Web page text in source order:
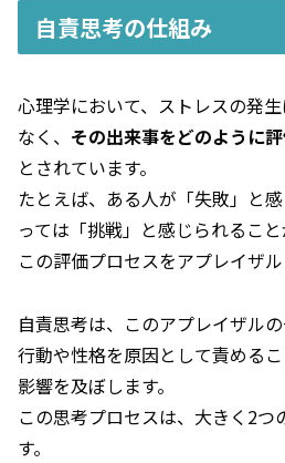
自責思考の仕組み
心理学において、ストレスの発
なく、 その出来事をどのように
とされています。
たとえば、ある人が「失敗」と
っては「挑戦」と感じられること
この評価プロセスをアプレイザル
自責思考は、このアプレイザル
行動や性格を原因として責める
影響を及ぼします。
この思考プロセスは、大きく2つ
す。